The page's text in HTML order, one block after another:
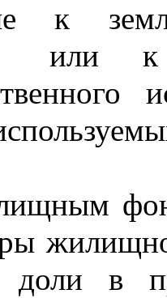
к
или
доли в